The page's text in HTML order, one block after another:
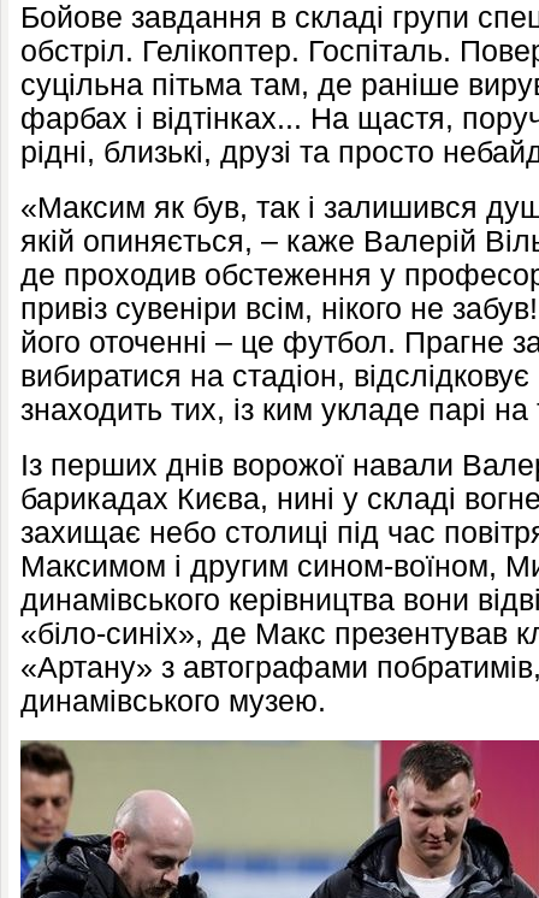
Бойове завдання в складі групи
обстріл. Гелікоптер. Госпіталь.
суцільна пітьма там, де раніше
фарбах і відтінках... На щастя,
рідні, близькі, друзі та просто
«Максим як був, так і залишився
якій опиняється, – каже Валерій
де проходив обстеження у
привіз сувеніри всім, нікого не
його оточенні – це футбол. Прагне
вибиратися на стадіон, відслідковує
знаходить тих, із ким укладе парі
Із перших днів ворожої навали
барикадах Києва, нині у складі
захищає небо столиці під час
Максимом і другим сином-воїном,
динамівського керівництва вони
«біло-синіх», де Макс презентував
«Артану» з автографами
динамівського музею.